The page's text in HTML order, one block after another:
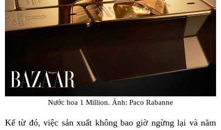
Nước hoa 1 Million. Ảnh: Paco Rabanne
Kể từ đó, việc sản xuất không bao giờ ngừng lại và năm